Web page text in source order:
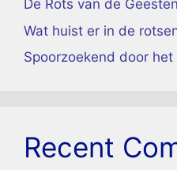
De Rots van de Geesten
Wat huist er in de
Spoorzoekend door het
Recent